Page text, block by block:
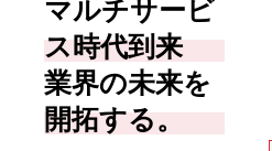
マルチサービ
ス時代到来
業界の未来を
開拓する。